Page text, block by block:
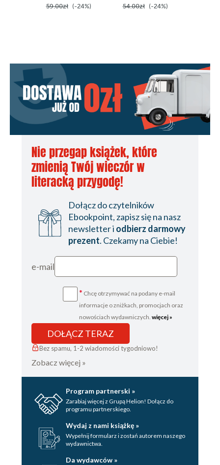
59.00zł (-24%) 54.00zł (-24%)
Nie przegap książek, które
zmienią Twój wieczór w
literacką przygodę!
Dołącz do czytelników
Ebookpoint, zapisz się na nasz
newsletter i odbierz darmowy
prezent. Czekamy na Ciebie!
e-mail
* Chcę otrzymywać na podany e-mail
informacje o zniżkach, promocjach oraz
nowościach wydawniczych. więcej »
DOŁĄCZ TERAZ
Bez spamu, 1-2 wiadomości tygodniowo!
Zobacz więcej »
Program partnerski »
Zarabiaj więcej z Grupą Helion! Dołącz do
programu partnerskiego.
Wydaj z nami książkę »
Wypełnij formularz i zostań autorem naszego
wydawnictwa.
Da wydawców »